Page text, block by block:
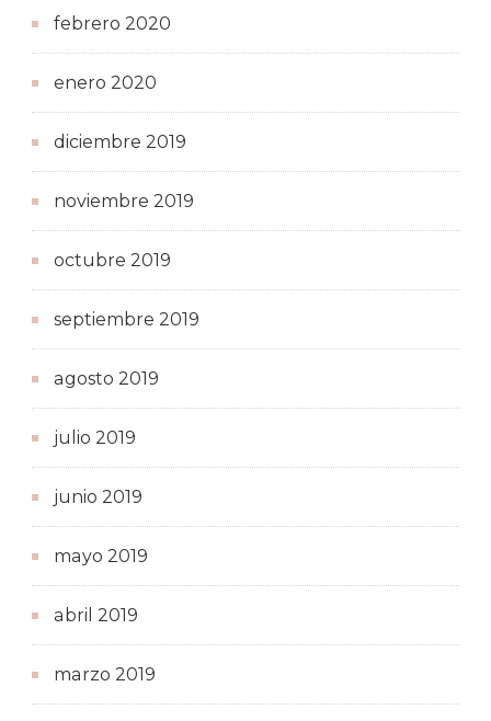
febrero 2020
enero 2020
diciembre 2019
noviembre 2019
octubre 2019
septiembre 2019
agosto 2019
julio 2019
junio 2019
mayo 2019
abril 2019
marzo 2019